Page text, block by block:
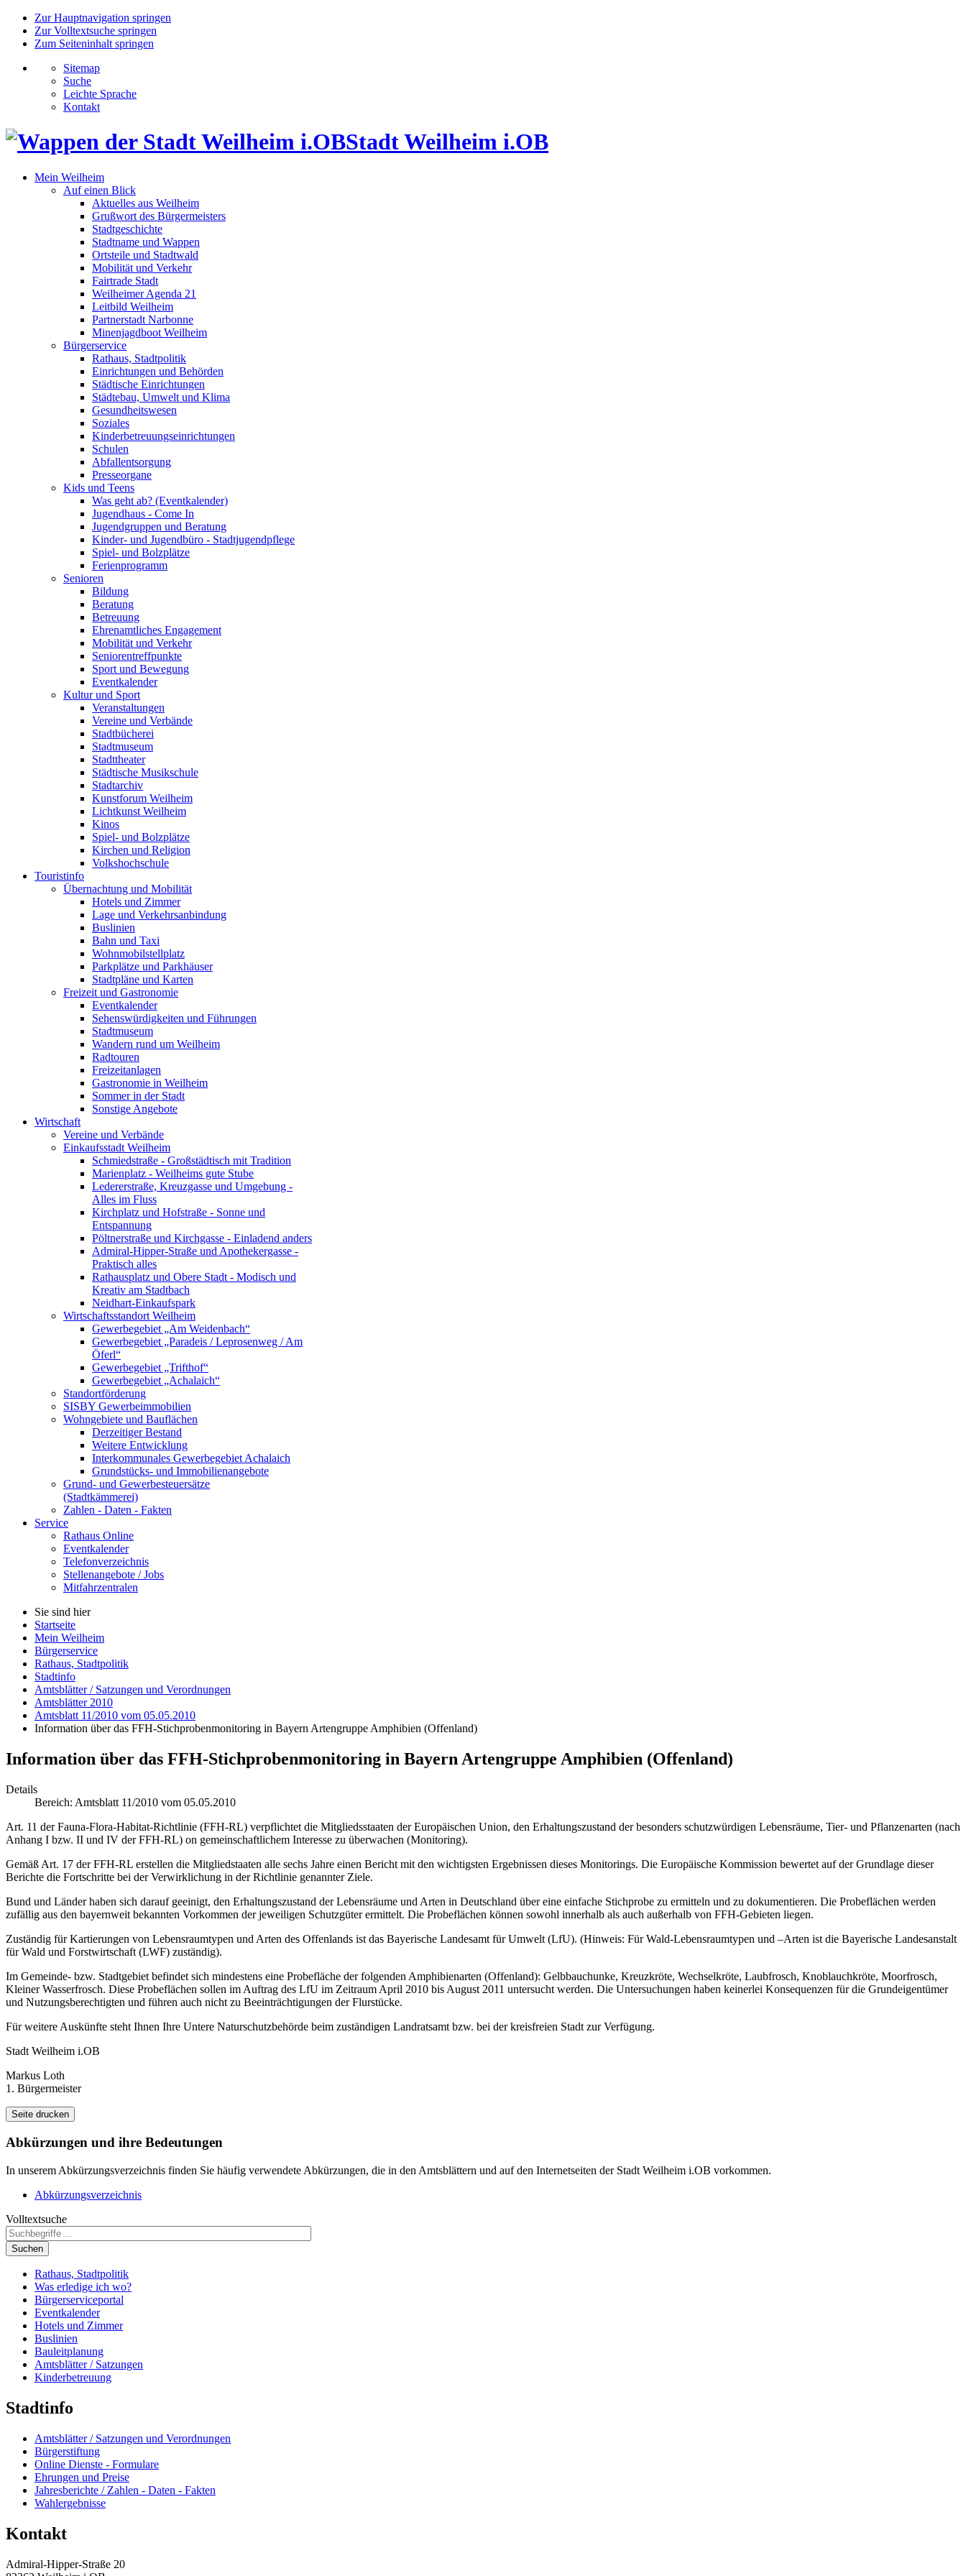
Zur Hauptnavigation springen
Zur Volltextsuche springen
Zum Seiteninhalt springen
Sitemap
Suche
Leichte Sprache
Kontakt
Stadt Weilheim i.OB
Mein Weilheim
Auf einen Blick
Aktuelles aus Weilheim
Grußwort des Bürgermeisters
Stadtgeschichte
Stadtname und Wappen
Ortsteile und Stadtwald
Mobilität und Verkehr
Fairtrade Stadt
Weilheimer Agenda 21
Leitbild Weilheim
Partnerstadt Narbonne
Minenjagdboot Weilheim
Bürgerservice
Rathaus, Stadtpolitik
Einrichtungen und Behörden
Städtische Einrichtungen
Städtebau, Umwelt und Klima
Gesundheitswesen
Soziales
Kinderbetreuungseinrichtungen
Schulen
Abfallentsorgung
Presseorgane
Kids und Teens
Was geht ab? (Eventkalender)
Jugendhaus - Come In
Jugendgruppen und Beratung
Kinder- und Jugendbüro - Stadtjugendpflege
Spiel- und Bolzplätze
Ferienprogramm
Senioren
Bildung
Beratung
Betreuung
Ehrenamtliches Engagement
Mobilität und Verkehr
Seniorentreffpunkte
Sport und Bewegung
Eventkalender
Kultur und Sport
Veranstaltungen
Vereine und Verbände
Stadtbücherei
Stadtmuseum
Stadttheater
Städtische Musikschule
Stadtarchiv
Kunstforum Weilheim
Lichtkunst Weilheim
Kinos
Spiel- und Bolzplätze
Kirchen und Religion
Volkshochschule
Touristinfo
Übernachtung und Mobilität
Hotels und Zimmer
Lage und Verkehrsanbindung
Buslinien
Bahn und Taxi
Wohnmobilstellplatz
Parkplätze und Parkhäuser
Stadtpläne und Karten
Freizeit und Gastronomie
Eventkalender
Sehenswürdigkeiten und Führungen
Stadtmuseum
Wandern rund um Weilheim
Radtouren
Freizeitanlagen
Gastronomie in Weilheim
Sommer in der Stadt
Sonstige Angebote
Wirtschaft
Vereine und Verbände
Einkaufsstadt Weilheim
Schmiedstraße - Großstädtisch mit Tradition
Marienplatz - Weilheims gute Stube
Ledererstraße, Kreuzgasse und Umgebung -
Alles im Fluss
Kirchplatz und Hofstraße - Sonne und
Entspannung
Pöltnerstraße und Kirchgasse - Einladend anders
Admiral-Hipper-Straße und Apothekergasse -
Praktisch alles
Rathausplatz und Obere Stadt - Modisch und
Kreativ am Stadtbach
Neidhart-Einkaufspark
Wirtschaftsstandort Weilheim
Gewerbegebiet „Am Weidenbach“
Gewerbegebiet „Paradeis / Leprosenweg / Am
Öferl“
Gewerbegebiet „Trifthof“
Gewerbegebiet „Achalaich“
Standortförderung
SISBY Gewerbeimmobilien
Wohngebiete und Bauflächen
Derzeitiger Bestand
Weitere Entwicklung
Interkommunales Gewerbegebiet Achalaich
Grundstücks- und Immobilienangebote
Grund- und Gewerbesteuersätze
(Stadtkämmerei)
Zahlen - Daten - Fakten
Service
Rathaus Online
Eventkalender
Telefonverzeichnis
Stellenangebote / Jobs
Mitfahrzentralen
Sie sind hier
Startseite
Mein Weilheim
Bürgerservice
Rathaus, Stadtpolitik
Stadtinfo
Amtsblätter / Satzungen und Verordnungen
Amtsblätter 2010
Amtsblatt 11/2010 vom 05.05.2010
Information über das FFH-Stichprobenmonitoring in Bayern Artengruppe Amphibien (Offenland)
Information über das FFH-Stichprobenmonitoring in Bayern Artengruppe Amphibien (Offenland)
Details
Bereich: Amtsblatt 11/2010 vom 05.05.2010
Art. 11 der Fauna-Flora-Habitat-Richtlinie (FFH-RL) verpflichtet die Mitgliedsstaaten der Europäischen Union, den Erhaltungszustand der besonders schutzwürdigen Lebensräume, Tier- und Pflanzenarten (nach
Anhang I bzw. II und IV der FFH-RL) on gemeinschaftlichem Interesse zu überwachen (Monitoring).
Gemäß Art. 17 der FFH-RL erstellen die Mitgliedstaaten alle sechs Jahre einen Bericht mit den wichtigsten Ergebnissen dieses Monitorings. Die Europäische Kommission bewertet auf der Grundlage dieser
Berichte die Fortschritte bei der Verwirklichung in der Richtlinie genannter Ziele.
Bund und Länder haben sich darauf geeinigt, den Erhaltungszustand der Lebensräume und Arten in Deutschland über eine einfache Stichprobe zu ermitteln und zu dokumentieren. Die Probeflächen werden
zufällig aus den bayernweit bekannten Vorkommen der jeweiligen Schutzgüter ermittelt. Die Probeflächen können sowohl innerhalb als auch außerhalb von FFH-Gebieten liegen.
Zuständig für Kartierungen von Lebensraumtypen und Arten des Offenlands ist das Bayerische Landesamt für Umwelt (LfU). (Hinweis: Für Wald-Lebensraumtypen und –Arten ist die Bayerische Landesanstalt
für Wald und Forstwirtschaft (LWF) zuständig).
Im Gemeinde- bzw. Stadtgebiet befindet sich mindestens eine Probefläche der folgenden Amphibienarten (Offenland): Gelbbauchunke, Kreuzkröte, Wechselkröte, Laubfrosch, Knoblauchkröte, Moorfrosch,
Kleiner Wasserfrosch. Diese Probeflächen sollen im Auftrag des LfU im Zeitraum April 2010 bis August 2011 untersucht werden. Die Untersuchungen haben keinerlei Konsequenzen für die Grundeigentümer
und Nutzungsberechtigten und führen auch nicht zu Beeinträchtigungen der Flurstücke.
Für weitere Auskünfte steht Ihnen Ihre Untere Naturschutzbehörde beim zuständigen Landratsamt bzw. bei der kreisfreien Stadt zur Verfügung.
Stadt Weilheim i.OB
Markus Loth
1. Bürgermeister
Seite drucken
Abkürzungen und ihre Bedeutungen
In unserem Abkürzungsverzeichnis finden Sie häufig verwendete Abkürzungen, die in den Amtsblättern und auf den Internetseiten der Stadt Weilheim i.OB vorkommen.
Abkürzungsverzeichnis
Volltextsuche
Suchen
Rathaus, Stadtpolitik
Was erledige ich wo?
Bürgerserviceportal
Eventkalender
Hotels und Zimmer
Buslinien
Bauleitplanung
Amtsblätter / Satzungen
Kinderbetreuung
Stadtinfo
Amtsblätter / Satzungen und Verordnungen
Bürgerstiftung
Online Dienste - Formulare
Ehrungen und Preise
Jahresberichte / Zahlen - Daten - Fakten
Wahlergebnisse
Kontakt
Admiral-Hipper-Straße 20